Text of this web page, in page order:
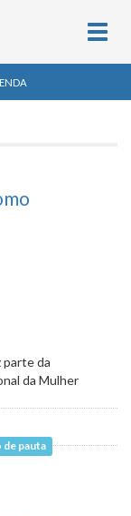
da
da Mulher
de pauta